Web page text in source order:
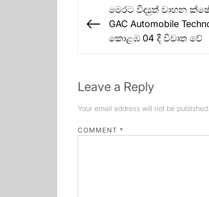
navigation
Previous
මෙරට විද්‍යුත් වාහන
GAC Automobile
කොළඹ 04 දී විවෘත වේ
Leave a Reply
Your email address will not be published.
COMMENT *